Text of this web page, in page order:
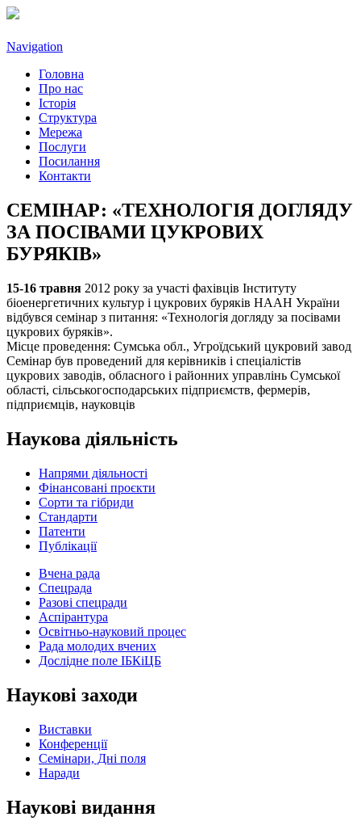
Navigation
Головна
Про нас
Історія
Структура
Мережа
Послуги
Посилання
Контакти
СЕМІНАР: «ТЕХНОЛОГІЯ ДОГЛЯДУ
ЗА ПОСІВАМИ ЦУКРОВИХ
БУРЯКІВ»
15-16 травня 2012 року за участі фахівців Інституту
біоенергетичних культур і цукрових буряків НААН України
відбувся семінар з питання: «Технологія догляду за посівами
цукрових буряків».
Місце проведення: Сумська обл., Угроїдський цукровий завод
Семінар був проведений для керівників і спеціалістів
цукрових заводів, обласного і районних управлінь Сумської
області, сільськогосподарських підприємств, фермерів,
підприємців, науковців
Наукова діяльність
Напрями діяльності
Фінансовані проєкти
Сорти та гібриди
Стандарти
Патенти
Публікації
Вчена рада
Спецрада
Разові спецради
Аспірантура
Освітньо-науковий процес
Рада молодих вчених
Дослідне поле ІБКіЦБ
Наукові заходи
Виставки
Конференції
Семінари, Дні поля
Наради
Наукові видання